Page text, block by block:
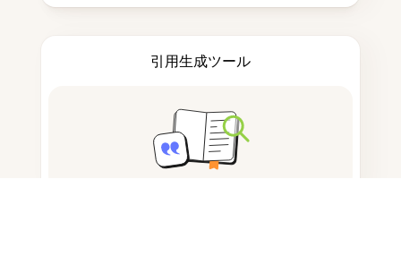
引用生成ツール